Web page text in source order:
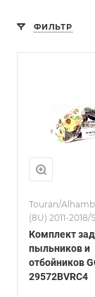
ФИЛЬТР
Touran/
(8U) 2011-
Комплекты/
CC)/Tiguan I 08-
Комплект
пыльников и
отбойников
29572BVRC4